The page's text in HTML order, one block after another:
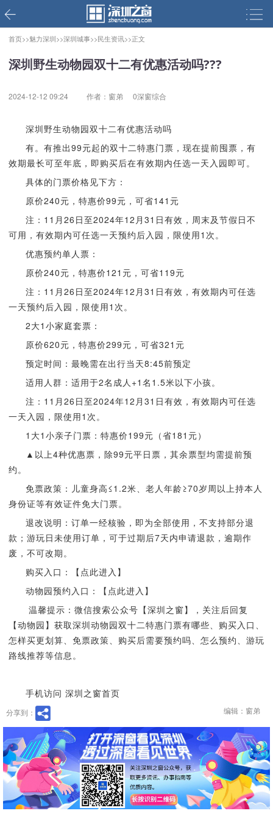
首页>>魅力深圳>>深圳城事>>民生资讯>>正文
深圳野生动物园双十二有优惠活动吗???
2024-12-12 09:24 作者：窗弟 0深窗综合
深圳野生动物园双十二有优惠活动吗
有。有推出99元起的双十二特惠门票，现在提前囤票，有
效期最长可至年底，即购买后在有效期内任选一天入园即可。
具体的门票价格见下方：
原价240元，特惠价99元，可省141元
注：11月26日至2024年12月31日有效，周末及节假日不
可用，有效期内可任选一天预约后入园，限使用1次。
优惠预约单人票：
原价240元，特惠价121元，可省119元
注：11月26日至2024年12月31日有效，有效期内可任选
一天预约后入园，限使用1次。
2大1小家庭套票：
原价620元，特惠价299元，可省321元
预定时间：最晚需在出行当天8:45前预定
适用人群：适用于2名成人+1名1.5米以下小孩。
注：11月26日至2024年12月31日有效，有效期内可任选
一天入园，限使用1次。
1大1小亲子门票：特惠价199元（省181元）
▲以上4种优惠票，除99元平日票，其余票型均需提前预
约。
免票政策：儿童身高≤1.2米、老人年龄≥70岁周以上持本人
身份证等有效证件免大门票。
退改说明：订单一经核验，即为全部使用，不支持部分退
款；游玩日未使用订单，可于过期后7天内申请退款，逾期作
废，不可改期。
购买入口：【点此进入】
动物园预约入口：【点此进入】
温馨提示：微信搜索公众号【深圳之窗】，关注后回复
【动物园】获取深圳动物园双十二特惠门票有哪些、购买入口、
怎样买更划算、免票政策、购买后需要预约吗、怎么预约、游玩
路线推荐等信息。
手机访问 深圳之窗首页
分享到： 编辑：窗弟